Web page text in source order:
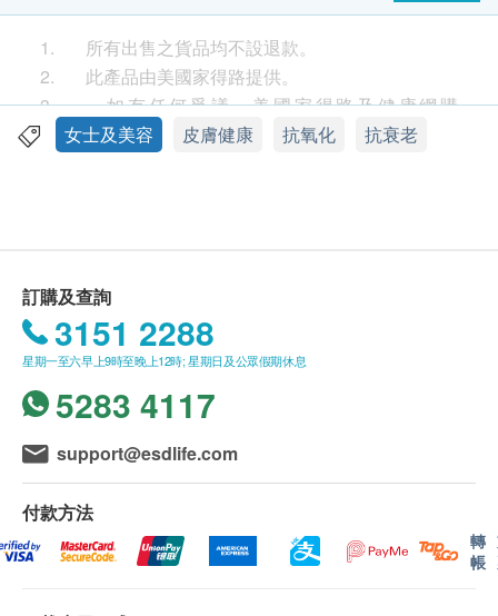
效抗氧化成分，其抗氧化功效是維他命E的100倍以
上，而Lyc-O-Mato®天然番茄紅素對抗紫外線功效比
合成番茄紅素更高。CATALO女士番茄紅素精華能全
面改善肌膚質素，減少衰老痕跡，亮白膚色並有助於
減輕更年期不適症狀。
使用方法
成人：每天1次，每次1粒，請於餐後服用
成分
番茄紅素複合精華（標準化6%天然番茄紅素）其他成
分：亞麻籽油，骨膠原膠囊（明膠），水分保持劑
（甘油），淨水，增稠劑（天然蜂蠟），乳化劑（天
然大豆卵磷脂油）。含大豆
1. 所有出售之貨品均不設退款。
2. 此產品由美國家得路提供。
3. 如有任何爭議，美國家得路及健康網購
health.ESDlife保留最終決議權。
以下地區不提供送貨服務:
打鼓嶺, 離島(大嶼山 (包括愉景灣), 南丫島, 長洲,
坪洲, 大澳, 梅窩, 昂平), 馬灣, 沙頭角, 落馬洲, 皇崗,
流浮山, 龍鼓灘, 踏石角, 機場。
訂單確認後將於3-5個工作天內送達指定送貨地
址。送貨日期及地址一經確認後將無法更改，否則
將會引致嚴重送貨延誤，顧客亦須自行繳付因更改
送貨日期及地址而引起之全數費用。
不排除運送時間會因節日而有所影響。當八號烈風
訊號懸掛或黑色暴雨警告生效時，送貨服務時間將
女士及美容 皮膚健康 抗氧化 抗衰老
訂購及查詢
3151 2288
星期一至六早上9時至晚上12時; 星期日及公眾假期休息
5283 4117
support@esdlife.com
付款方法
轉
帳